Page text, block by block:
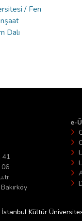
/ Fen
Dalı
06
e-
İstanbul Kültür